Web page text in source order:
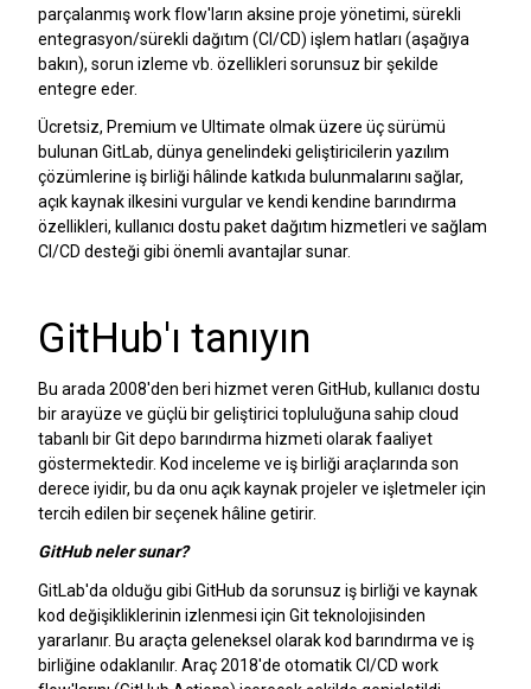
parçalanmış work flow'ların aksine proje yönetimi, sürekli
entegrasyon/sürekli dağıtım (CI/CD) işlem hatları (aşağıya
bakın), sorun izleme vb. özellikleri sorunsuz bir şekilde
entegre eder.
Ücretsiz, Premium ve Ultimate olmak üzere üç sürümü
bulunan GitLab, dünya genelindeki geliştiricilerin yazılım
çözümlerine iş birliği hâlinde katkıda bulunmalarını sağlar,
açık kaynak ilkesini vurgular ve kendi kendine barındırma
özellikleri, kullanıcı dostu paket dağıtım hizmetleri ve sağlam
CI/CD desteği gibi önemli avantajlar sunar.
GitHub'ı tanıyın
Bu arada 2008'den beri hizmet veren GitHub, kullanıcı dostu
bir arayüze ve güçlü bir geliştirici topluluğuna sahip cloud
tabanlı bir Git depo barındırma hizmeti olarak faaliyet
göstermektedir. Kod inceleme ve iş birliği araçlarında son
derece iyidir, bu da onu açık kaynak projeler ve işletmeler için
tercih edilen bir seçenek hâline getirir.
GitHub neler sunar?
GitLab'da olduğu gibi GitHub da sorunsuz iş birliği ve kaynak
kod değişikliklerinin izlenmesi için Git teknolojisinden
yararlanır. Bu araçta geleneksel olarak kod barındırma ve iş
birliğine odaklanılır. Araç 2018'de otomatik CI/CD work